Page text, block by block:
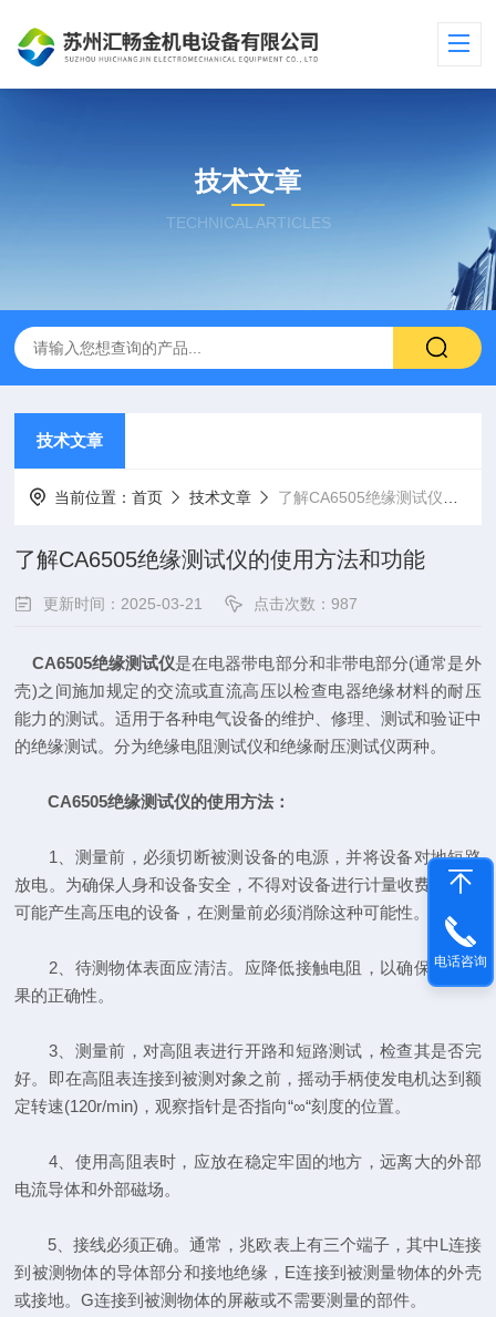
技术文章
TECHNICAL ARTICLES
技术文章
当前位置：首页 技术文章 了解CA6505绝缘测试仪的使用方法和功能
了解CA6505绝缘测试仪的使用方法和功能
更新时间：2025-03-21 点击次数：987
CA6505绝缘测试仪是在电器带电部分和非带电部分(通常是外
壳)之间施加规定的交流或直流高压以检查电器绝缘材料的耐压
能力的测试。适用于各种电气设备的维护、修理、测试和验证中
的绝缘测试。分为绝缘电阻测试仪和绝缘耐压测试仪两种。
CA6505绝缘测试仪的使用方法：
1、测量前，必须切断被测设备的电源，并将设备对地短路
放电。为确保人身和设备安全，不得对设备进行计量收费。对于
可能产生高压电的设备，在测量前必须消除这种可能性。
2、待测物体表面应清洁。应降低接触电阻，以确保测量结
果的正确性。
3、测量前，对高阻表进行开路和短路测试，检查其是否完
好。即在高阻表连接到被测对象之前，摇动手柄使发电机达到额
定转速(120r/min)，观察指针是否指向“∞“刻度的位置。
4、使用高阻表时，应放在稳定牢固的地方，远离大的外部
电流导体和外部磁场。
5、接线必须正确。通常，兆欧表上有三个端子，其中L连接
到被测物体的导体部分和接地绝缘，E连接到被测量物体的外壳
或接地。G连接到被测物体的屏蔽或不需要测量的部件。
电话咨询